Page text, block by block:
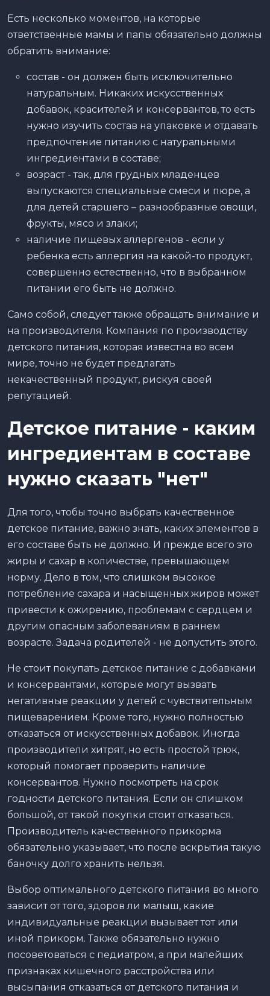
Есть несколько моментов, на которые
ответственные мамы и папы обязательно должны
обратить внимание:
состав - он должен быть исключительно
натуральным. Никаких искусственных
добавок, красителей и консервантов, то есть
нужно изучить состав на упаковке и отдавать
предпочтение питанию с натуральными
ингредиентами в составе;
возраст - так, для грудных младенцев
выпускаются специальные смеси и пюре, а
для детей старшего – разнообразные овощи,
фрукты, мясо и злаки;
наличие пищевых аллергенов - если у
ребенка есть аллергия на какой-то продукт,
совершенно естественно, что в выбранном
питании его быть не должно.
Само собой, следует также обращать внимание и
на производителя. Компания по производству
детского питания, которая известна во всем
мире, точно не будет предлагать
некачественный продукт, рискуя своей
репутацией.
Детское питание - каким
ингредиентам в составе
нужно сказать "нет"
Для того, чтобы точно выбрать качественное
детское питание, важно знать, каких элементов в
его составе быть не должно. И прежде всего это
жиры и сахар в количестве, превышающем
норму. Дело в том, что слишком высокое
потребление сахара и насыщенных жиров может
привести к ожирению, проблемам с сердцем и
другим опасным заболеваниям в раннем
возрасте. Задача родителей - не допустить этого.
Не стоит покупать детское питание с добавками
и консервантами, которые могут вызвать
негативные реакции у детей с чувствительным
пищеварением. Кроме того, нужно полностью
отказаться от искусственных добавок. Иногда
производители хитрят, но есть простой трюк,
который помогает проверить наличие
консервантов. Нужно посмотреть на срок
годности детского питания. Если он слишком
большой, от такой покупки стоит отказаться.
Производитель качественного прикорма
обязательно указывает, что после вскрытия такую
баночку долго хранить нельзя.
Выбор оптимального детского питания во много
зависит от того, здоров ли малыш, какие
индивидуальные реакции вызывает тот или
иной прикорм. Также обязательно нужно
посоветоваться с педиатром, а при малейших
признаках кишечного расстройства или
высыпания отказаться от детского питания и